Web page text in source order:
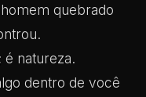
quebrado
é natureza.
dentro de você